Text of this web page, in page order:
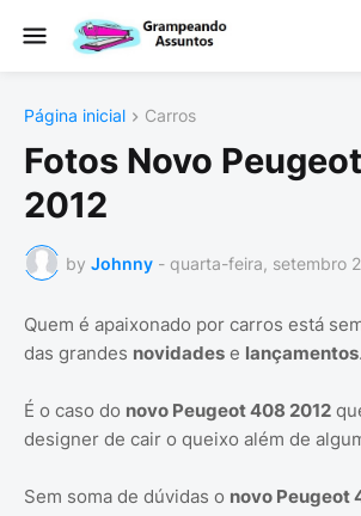
Página inicial Carros
Fotos Novo
2012
by Johnny - quarta-feira, setembro
Quem é apaixonado por carros está
das grandes novidades e lançamentos.
É o caso do novo Peugeot 408 2012
designer de cair o queixo além de
Sem soma de dúvidas o novo Peugeot